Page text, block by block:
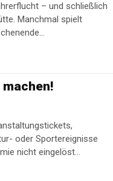
– und schließlich
oder Sportereignisse
nicht eingelöst...